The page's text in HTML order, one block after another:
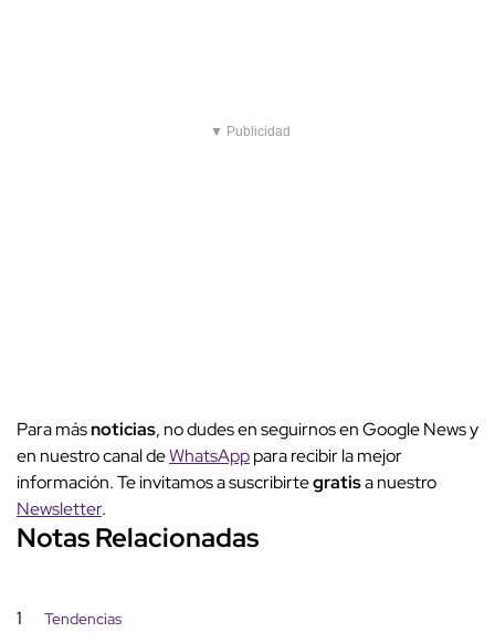
▼ Publicidad
Para másnoticias, no dudes en seguirnos en Google News y
en nuestro canal deWhatsApppara recibir la mejor
información. Te invitamos a suscribirtegratisa nuestro
Newsletter.
Notas Relacionadas
1 Tendencias